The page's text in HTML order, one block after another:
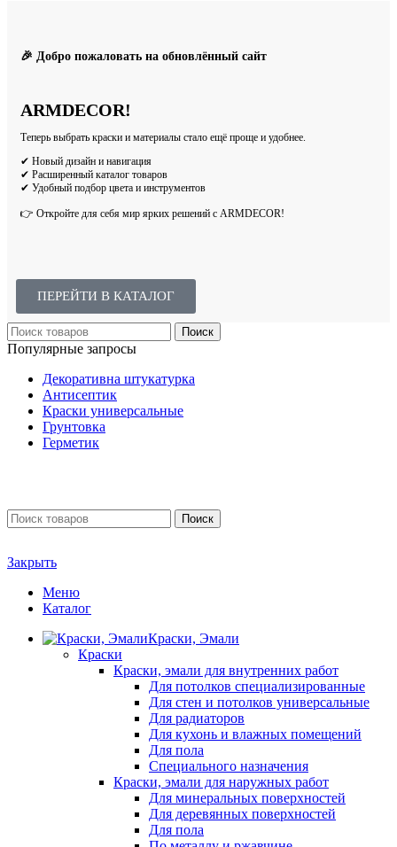
🎉 Добро пожаловать на обновлённый сайт
ARMDECOR!
Теперь выбрать краски и материалы стало ещё проще и удобнее.
✔ Новый дизайн и навигация
✔ Расширенный каталог товаров
✔ Удобный подбор цвета и инструментов
👉 Откройте для себя мир ярких решений с ARMDECOR!
ПЕРЕЙТИ В КАТАЛОГ
Поиск
Популярные запросы
Декоративна штукатурка
Антисептик
Краски универсальные
Грунтовка
Герметик
Поиск
Закрыть
Меню
Каталог
Краски, Эмали
Краски
Краски, эмали для внутренних работ
Для потолков специализированные
Для стен и потолков универсальные
Для радиаторов
Для кухонь и влажных помещений
Для пола
Специального назначения
Краски, эмали для наружных работ
Для минеральных поверхностей
Для деревянных поверхностей
Для пола